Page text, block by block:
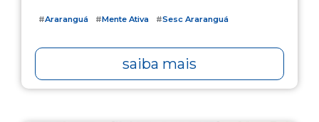
#Araranguá #Mente Ativa #Sesc Araranguá
saiba mais